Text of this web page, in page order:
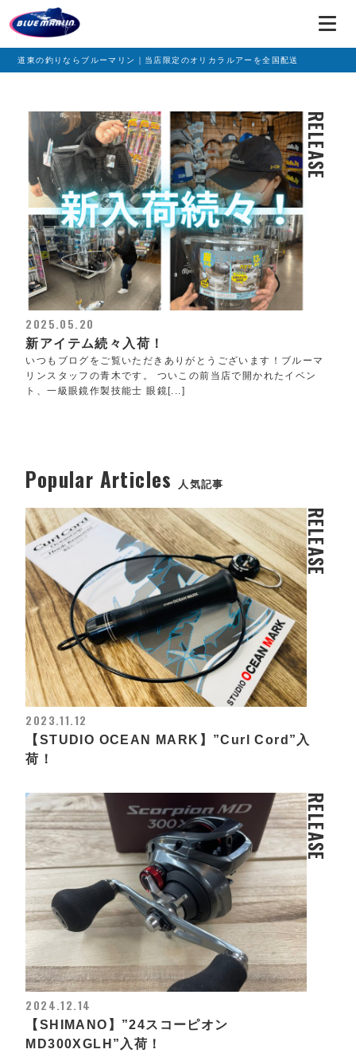
道東の釣りならブルーマリン｜当店限定のオリカラルアーを全国配送
RELEASE
2025.05.20
新アイテム続々入荷！
いつもブログをご覧いただきありがとうございます！ブルーマ
リンスタッフの青木です。 ついこの前当店で開かれたイベン
ト、一級眼鏡作製技能士 眼鏡[...]
Popular Articles 人気記事
RELEASE
2023.11.12
【STUDIO OCEAN MARK】”Curl Cord”入
荷！
RELEASE
2024.12.14
【SHIMANO】”24スコーピオン
MD300XGLH”入荷！